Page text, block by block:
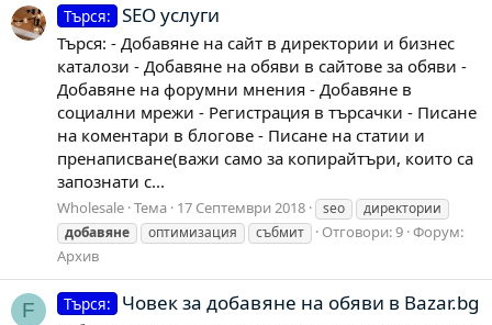
Търся: SEO услуги
Търся: - Добавяне на сайт в директории и бизнес
каталози - Добавяне на обяви в сайтове за обяви -
Добавяне на форумни мнения - Добавяне в
социални мрежи - Регистрация в търсачки - Писане
на коментари в блогове - Писане на статии и
пренаписване(важи само за копирайтъри, които са
запознати с...
Wholesale Тема 17 Септември 2018 seo
директории
добавяне
оптимизация събмит Отговори: 9 Форум:
Архив
F Търся: Човек за добавяне на обяви в Bazar.bg